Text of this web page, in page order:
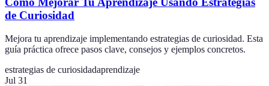
de Curiosidad
Mejora tu aprendizaje implementando estrategias de curiosidad. Esta
guía práctica ofrece pasos clave, consejos y ejemplos concretos.
estrategias de curiosidadaprendizaje
Jul 31